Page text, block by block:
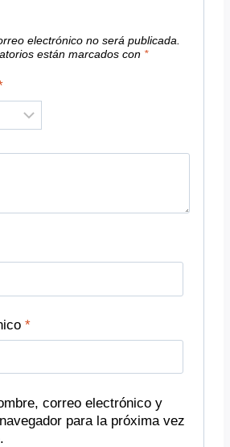
electrónico no será publicada.
están marcados con *
*
correo electrónico y
para la próxima vez